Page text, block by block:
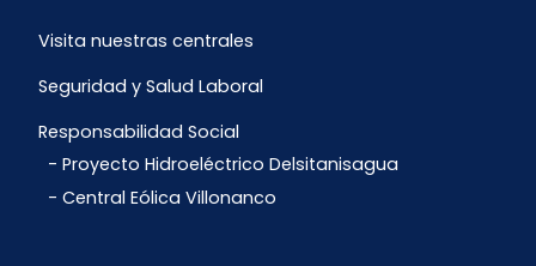
Visita nuestras centrales
Seguridad y Salud Laboral
Responsabilidad Social
Proyecto Hidroeléctrico Delsitanisagua
Central Eólica Villonanco